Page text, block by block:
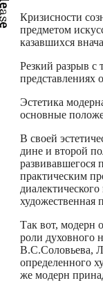
Кризисности
предметом
казавшихся
Резкий разрыв с
представлениях
Эстетика
основные
В своей
дине и второй
развивавшегося
практическим
художественная
Так вот, модерн
роли духовного
В.С.Соловьева,
опре­деленного
же модерн